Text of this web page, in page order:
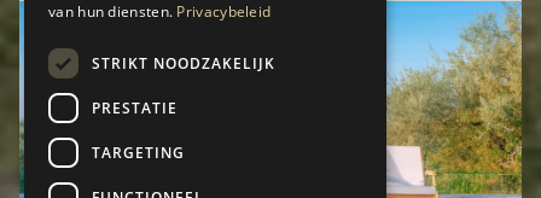
van hun diensten. Privacybeleid
STRIKT NOODZAKELIJK
PRESTATIE
TARGETING